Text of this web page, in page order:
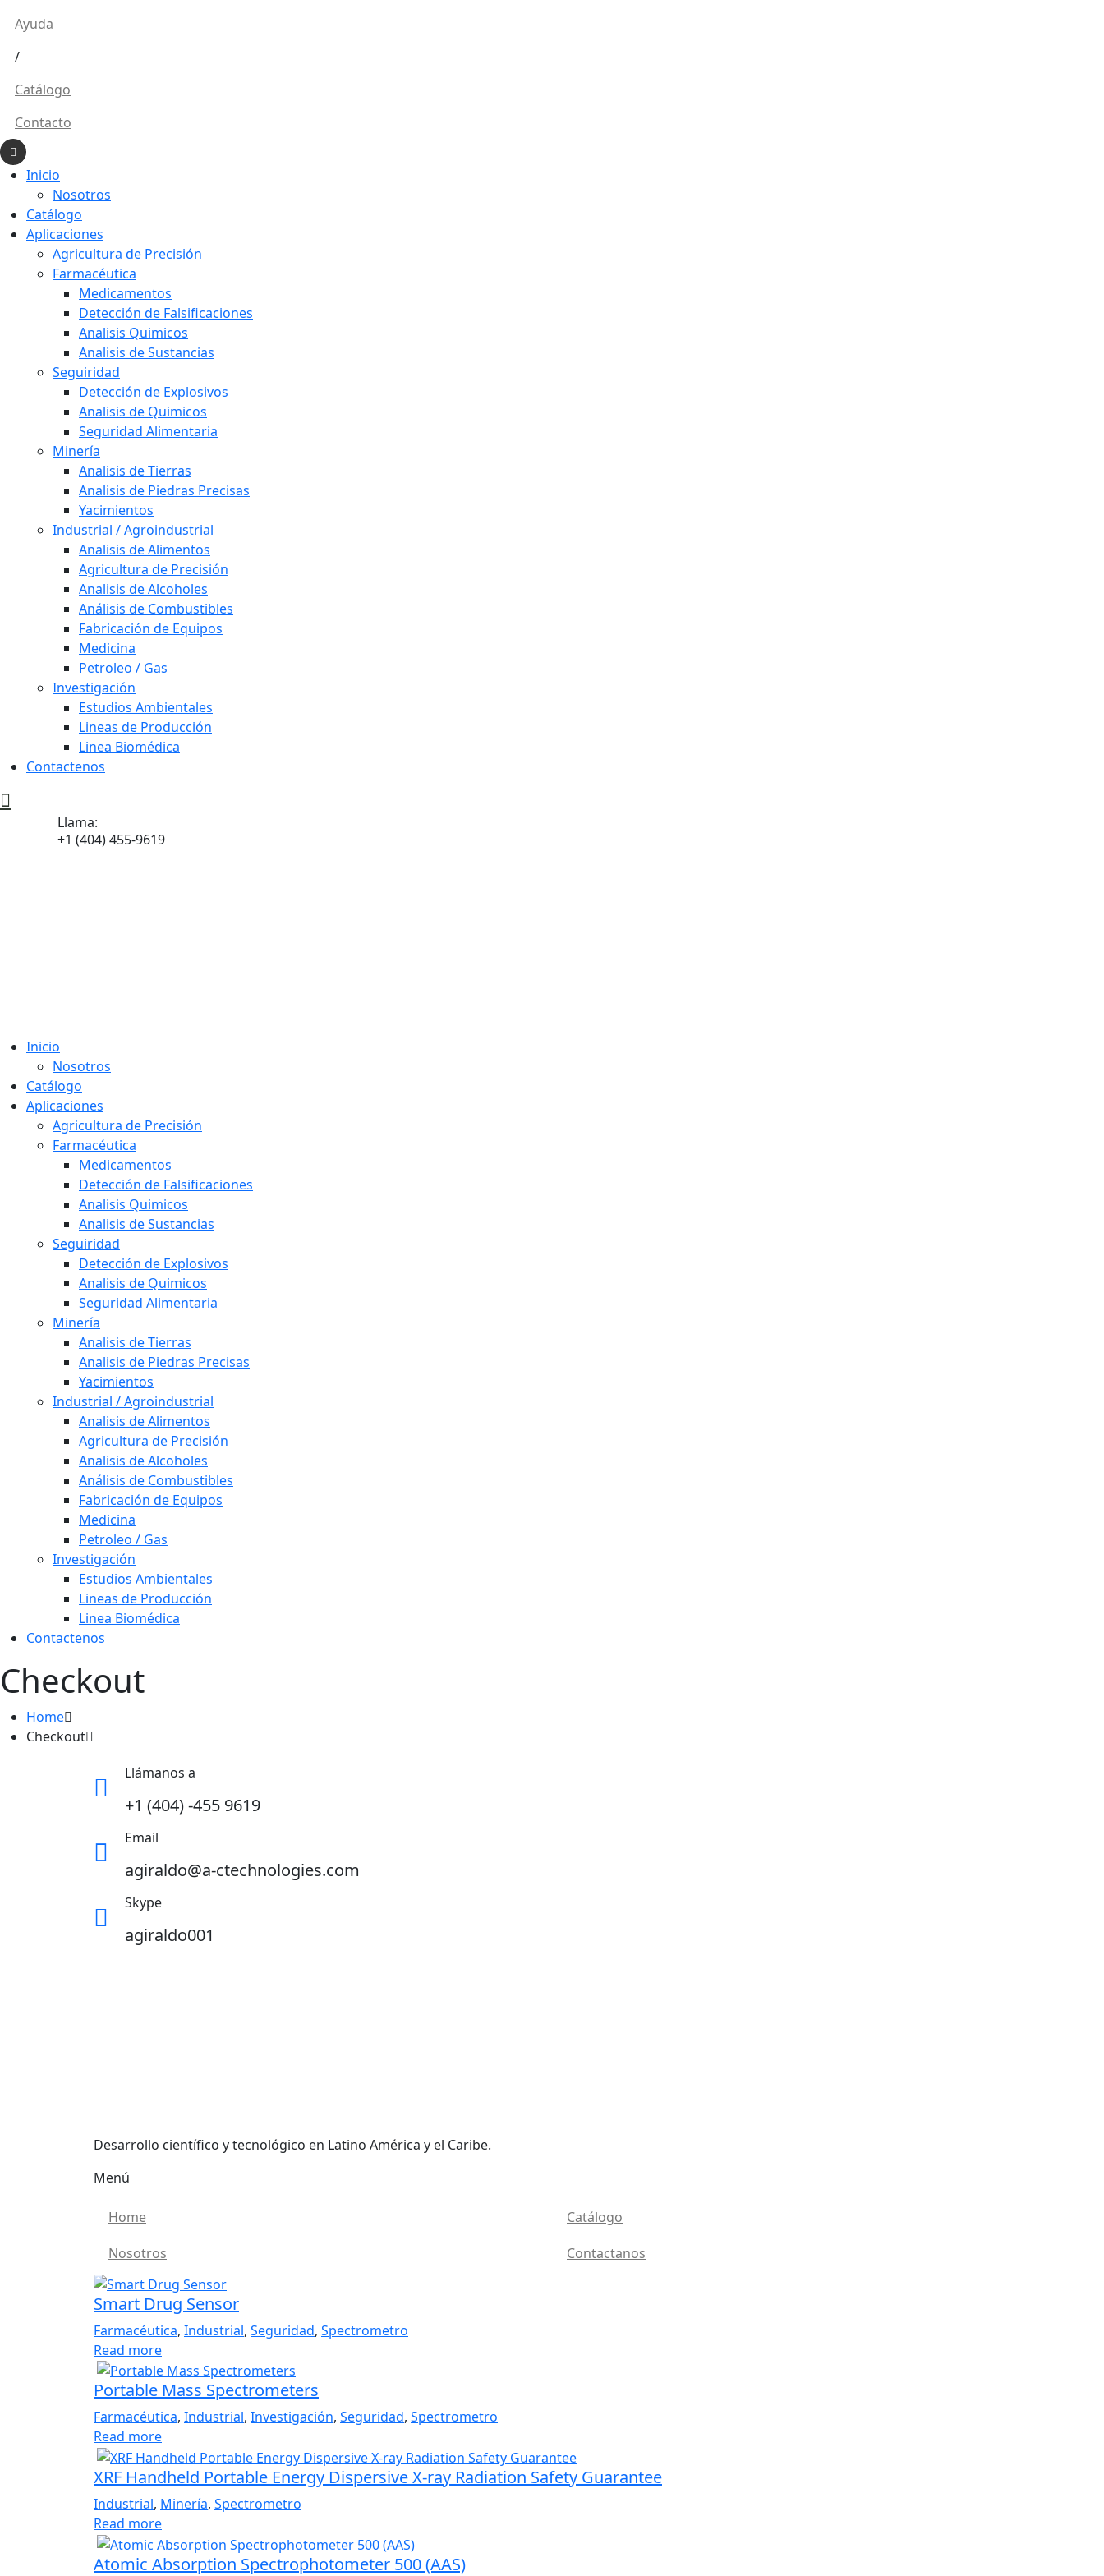
Ayuda
/
Catálogo
Contacto
Inicio
Nosotros
Catálogo
Aplicaciones
Agricultura de Precisión
Farmacéutica
Medicamentos
Detección de Falsificaciones
Analisis Quimicos
Analisis de Sustancias
Seguiridad
Detección de Explosivos
Analisis de Quimicos
Seguridad Alimentaria
Minería
Analisis de Tierras
Analisis de Piedras Precisas
Yacimientos
Industrial / Agroindustrial
Analisis de Alimentos
Agricultura de Precisión
Analisis de Alcoholes
Análisis de Combustibles
Fabricación de Equipos
Medicina
Petroleo / Gas
Investigación
Estudios Ambientales
Lineas de Producción
Linea Biomédica
Contactenos
Llama:
+1 (404) 455-9619
Inicio
Nosotros
Catálogo
Aplicaciones
Agricultura de Precisión
Farmacéutica
Medicamentos
Detección de Falsificaciones
Analisis Quimicos
Analisis de Sustancias
Seguiridad
Detección de Explosivos
Analisis de Quimicos
Seguridad Alimentaria
Minería
Analisis de Tierras
Analisis de Piedras Precisas
Yacimientos
Industrial / Agroindustrial
Analisis de Alimentos
Agricultura de Precisión
Analisis de Alcoholes
Análisis de Combustibles
Fabricación de Equipos
Medicina
Petroleo / Gas
Investigación
Estudios Ambientales
Lineas de Producción
Linea Biomédica
Contactenos
Checkout
Home
Checkout
Llámanos a
+1 (404) -455 9619
Email
agiraldo@a-ctechnologies.com
Skype
agiraldo001
Desarrollo científico y tecnológico en Latino América y el Caribe.
Menú
Home
Catálogo
Nosotros
Contactanos
Smart Drug Sensor
Farmacéutica, Industrial, Seguridad, Spectrometro
Read more
Portable Mass Spectrometers
Farmacéutica, Industrial, Investigación, Seguridad, Spectrometro
Read more
XRF Handheld Portable Energy Dispersive X-ray Radiation Safety Guarantee
Industrial, Minería, Spectrometro
Read more
Atomic Absorption Spectrophotometer 500 (AAS)